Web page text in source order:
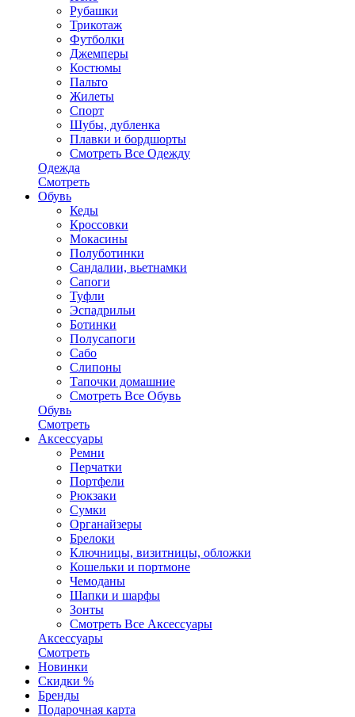
Рубашки
Трикотаж
Футболки
Джемперы
Костюмы
Пальто
Жилеты
Спорт
Шубы, дубленка
Плавки и бордшорты
Смотреть Все Одежду
Одежда
Смотреть
Обувь
Кеды
Кроссовки
Мокасины
Полуботинки
Сандалии, вьетнамки
Сапоги
Туфли
Эспадрильи
Ботинки
Полусапоги
Сабо
Слипоны
Тапочки домашние
Смотреть Все Обувь
Обувь
Смотреть
Аксесcуары
Ремни
Перчатки
Портфели
Рюкзаки
Сумки
Органайзеры
Брелоки
Ключницы, визитницы, обложки
Кошельки и портмоне
Чемоданы
Шапки и шарфы
Зонты
Смотреть Все Аксесcуары
Аксесcуары
Смотреть
Новинки
Скидки %
Бренды
Подарочная карта